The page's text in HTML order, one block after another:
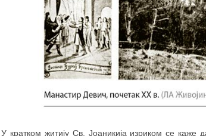
У кратком житију Св. Јоаникија изриком се каже